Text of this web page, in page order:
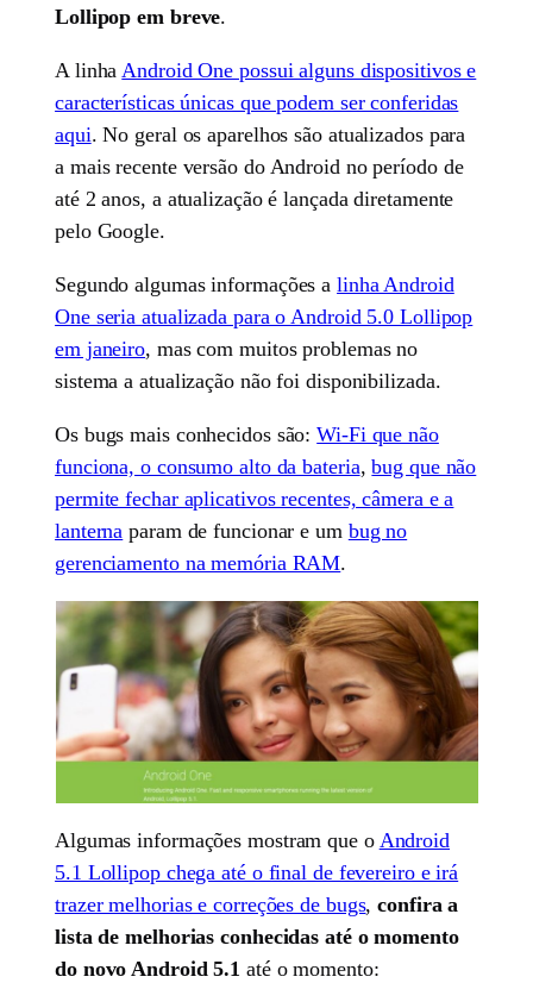
Lollipop em breve.
A linha Android One possui alguns dispositivos e
características únicas que podem ser conferidas
aqui. No geral os aparelhos são atualizados para
a mais recente versão do Android no período de
até 2 anos, a atualização é lançada diretamente
pelo Google.
Segundo algumas informações alinha Android
One seria atualizada para o Android 5.0 Lollipop
em janeiro, mas com muitos problemas no
sistema a atualização não foi disponibilizada.
Os bugs mais conhecidos são:Wi-Fi que não
funciona, o consumo alto da bateria,bug que não
permite fechar aplicativos recentes, câmera e a
lanterna param de funcionar e um bug no
gerenciamento na memória RAM.
Algumas informações mostram que o Android
5.1 Lollipop chega até o final de fevereiro e irá
trazer melhorias e correções de bugs,confira a
lista de melhorias conhecidas até o momento
do novo Android 5.1 até o momento: